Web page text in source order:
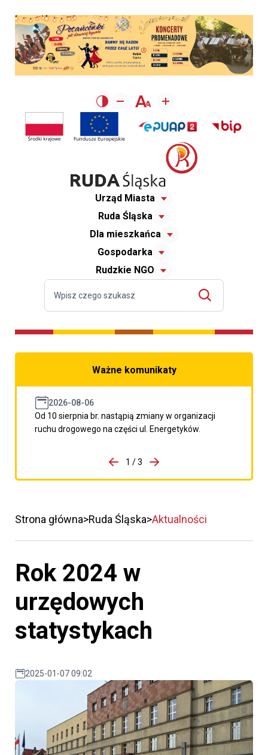
Urząd Miasta
Ruda Śląska
Dla mieszkańca
Gospodarka
Rudzkie NGO
Ważne komunikaty
2026-08-06
Od 10 sierpnia br. nastąpią zmiany w organizacji
ruchu drogowego na części ul. Energetyków.
porzpedniego komunikatu
1 / 3
Przejdź do następnego
Strona główna Ruda Śląska Aktualności
Rok 2024 w
urzędowych
statystykach
2025-01-07 09:02